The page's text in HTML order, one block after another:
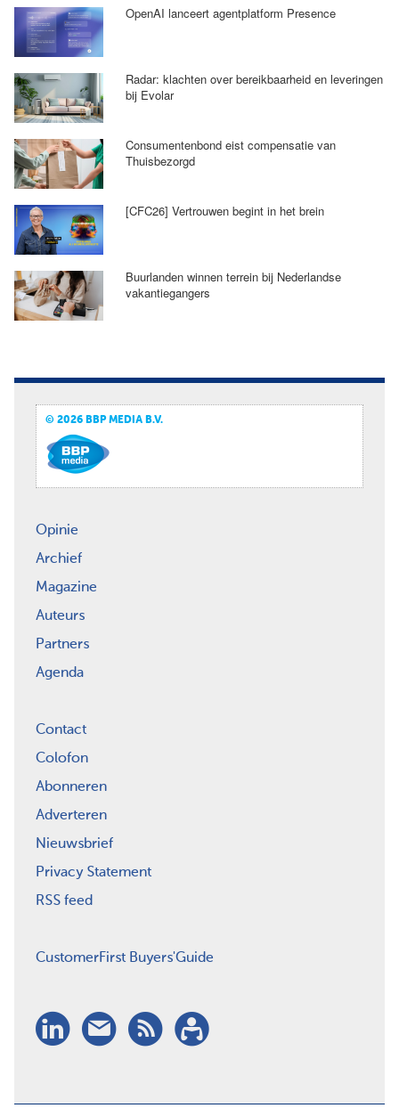
OpenAI lanceert agentplatform Presence
Radar: klachten over bereikbaarheid en leveringen
bij Evolar
Consumentenbond eist compensatie van
Thuisbezorgd
[CFC26] Vertrouwen begint in het brein
Buurlanden winnen terrein bij Nederlandse
vakantiegangers
© 2026 BBP MEDIA B.V.
Opinie
Archief
Magazine
Auteurs
Partners
Agenda
Contact
Colofon
Abonneren
Adverteren
Nieuwsbrief
Privacy Statement
RSS feed
CustomerFirst Buyers'Guide
LinkedIn
Nieuwsbrief
RSSAbonneren